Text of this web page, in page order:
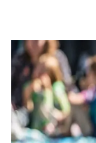
move, make,